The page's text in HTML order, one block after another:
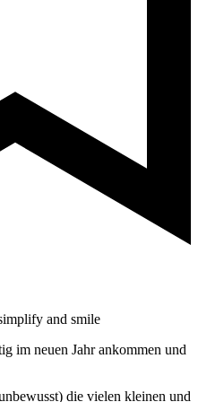
and smile
im neuen Jahr ankommen und
die vielen kleinen und